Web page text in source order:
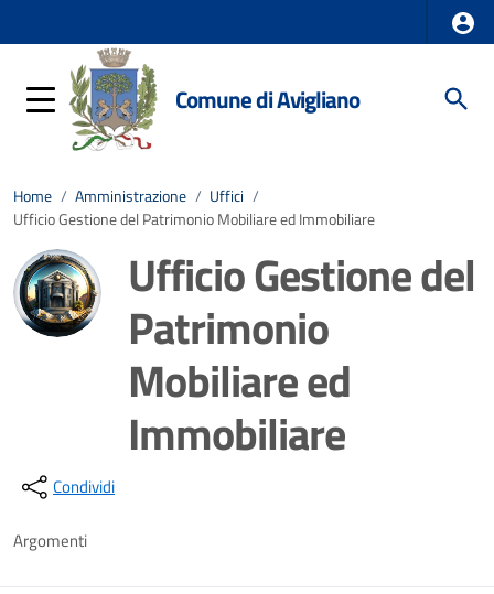
Comune di Avigliano
Home / Amministrazione / Uffici /
Ufficio Gestione del Patrimonio Mobiliare ed Immobiliare
Ufficio Gestione del
Patrimonio
Mobiliare ed
Immobiliare
Condividi
Argomenti